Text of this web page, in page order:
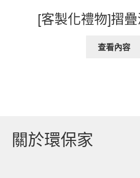
[客製化禮物]摺
查看內容
關於環保家